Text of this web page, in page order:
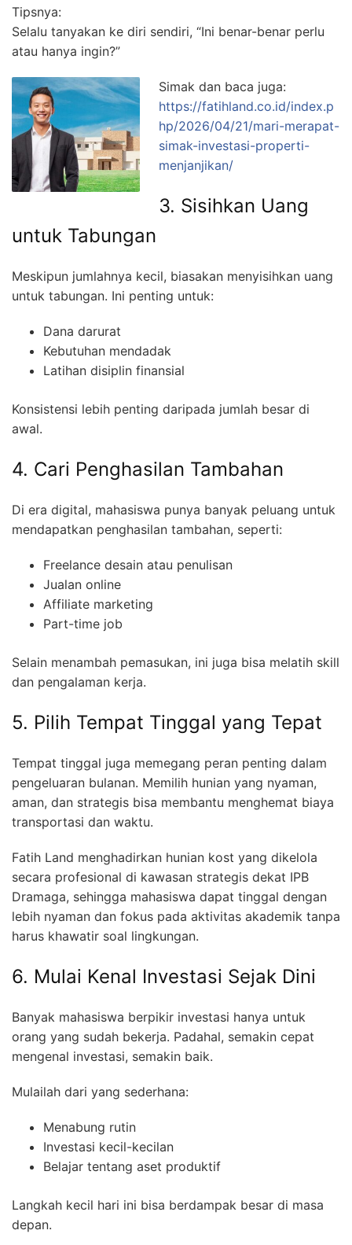
Tipsnya:
Selalu tanyakan ke diri sendiri, “Ini benar-benar perlu
atau hanya ingin?”
Simak dan baca juga:
https://fatihland.co.id/index.p
hp/2026/04/21/mari-merapat-
simak-investasi-properti-
menjanjikan/
3. Sisihkan Uang
untuk Tabungan
Meskipun jumlahnya kecil, biasakan menyisihkan uang
untuk tabungan. Ini penting untuk:
Dana darurat
Kebutuhan mendadak
Latihan disiplin finansial
Konsistensi lebih penting daripada jumlah besar di
awal.
4. Cari Penghasilan Tambahan
Di era digital, mahasiswa punya banyak peluang untuk
mendapatkan penghasilan tambahan, seperti:
Freelance desain atau penulisan
Jualan online
Affiliate marketing
Part-time job
Selain menambah pemasukan, ini juga bisa melatih skill
dan pengalaman kerja.
5. Pilih Tempat Tinggal yang Tepat
Tempat tinggal juga memegang peran penting dalam
pengeluaran bulanan. Memilih hunian yang nyaman,
aman, dan strategis bisa membantu menghemat biaya
transportasi dan waktu.
Fatih Land menghadirkan hunian kost yang dikelola
secara profesional di kawasan strategis dekat IPB
Dramaga, sehingga mahasiswa dapat tinggal dengan
lebih nyaman dan fokus pada aktivitas akademik tanpa
harus khawatir soal lingkungan.
6. Mulai Kenal Investasi Sejak Dini
Banyak mahasiswa berpikir investasi hanya untuk
orang yang sudah bekerja. Padahal, semakin cepat
mengenal investasi, semakin baik.
Mulailah dari yang sederhana:
Menabung rutin
Investasi kecil-kecilan
Belajar tentang aset produktif
Langkah kecil hari ini bisa berdampak besar di masa
depan.